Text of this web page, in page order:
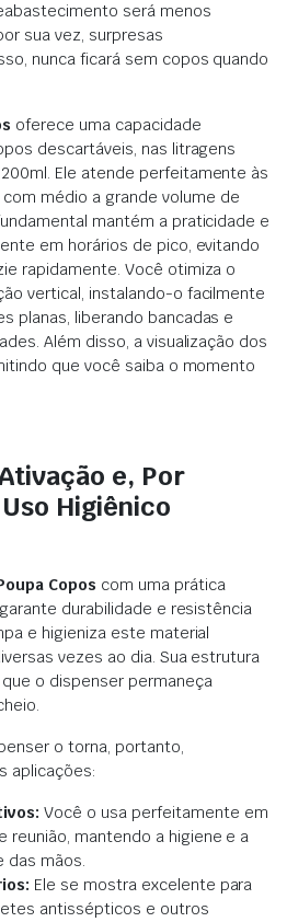
será menos
sua vez, surpresas
nunca ficará sem copos quando
oferece uma capacidade
descartáveis, nas litragens
Ele atende perfeitamente às
médio a grande volume de
mantém a praticidade e
em horários de pico, evitando
rapidamente. Você otimiza o
vertical, instalando-o facilmente
planas, liberando bancadas e
Além disso, a visualização dos
que você saiba o momento
e, Por
Higiênico
Copos com uma prática
durabilidade e resistência
e higieniza este material
vezes ao dia. Sua estrutura
o dispenser permaneça
o torna, portanto,
aplicações:
Você o usa perfeitamente em
reunião, mantendo a higiene e a
das mãos.
Ele se mostra excelente para
antissépticos e outros